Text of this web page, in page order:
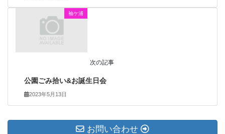
袖ケ浦
次の記事
公園ごみ拾い&お誕生日会
2023年5月13日
お問い合わせ